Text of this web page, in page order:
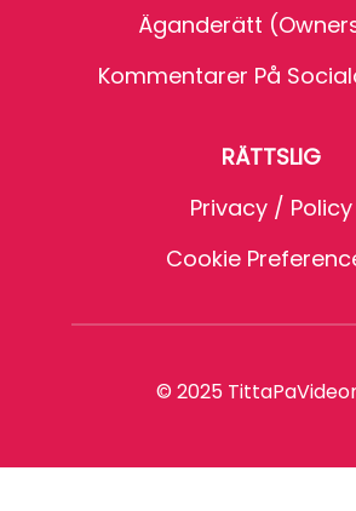
Äganderätt
Kommentarer På
RÄTTSLIG
Privacy / Policy
Cookie
© 2025